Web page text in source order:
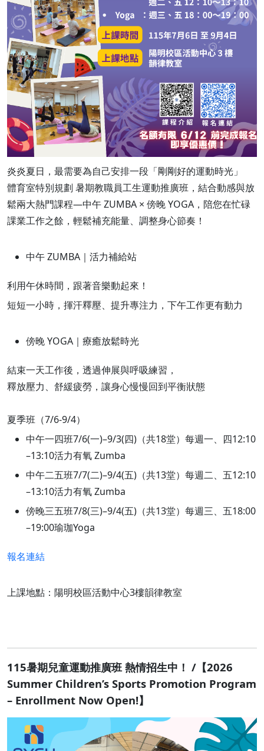
炎炎夏日，最需要為自己安排一段「剛剛好的運動時光」️
體育室特別規劃 暑期教職員工生運動推廣班，結合動感與放
鬆兩大熱門課程—中午 ZUMBA × 傍晚 YOGA，陪您在忙碌
課業工作之餘，輕鬆補充能量、調整身心節奏！
中午 ZUMBA｜活力補給站
利用午休時間，跟著音樂動起來！
短短一小時，揮汗釋壓、提升專注力，下午工作更有動力
‍傍晚 YOGA｜療癒放鬆時光
結束一天工作後，透過伸展與呼吸練習，
釋放壓力、舒緩疲勞，讓身心慢慢回到平衡狀態
夏季班（7/6-9/4）
中午一四班7/6(一)–9/3(四)（共18堂）每週一、四12:10
–13:10活力有氧 Zumba
中午二五班7/7(二)–9/4(五)（共13堂）每週二、五12:10
–13:10活力有氧 Zumba
傍晚三五班7/8(三)–9/4(五)（共13堂）每週三、五18:00
–19:00瑜珈Yoga
報名連結
上課地點：陽明校區活動中心3樓韻律教室
115暑期兒童運動推廣班 熱情招生中！ /【2026
Summer Children’s Sports Promotion Program
– Enrollment Now Open!】